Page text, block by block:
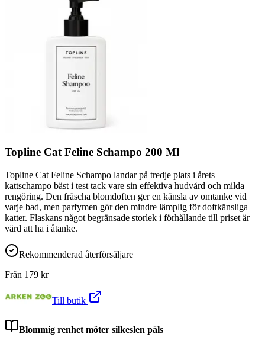
Topline Cat Feline Schampo 200 Ml
Topline Cat Feline Schampo landar på tredje plats i årets
kattschampo bäst i test tack vare sin effektiva hudvård och milda
rengöring. Den fräscha blomdoften ger en känsla av omtanke vid
varje bad, men parfymen gör den mindre lämplig för doftkänsliga
katter. Flaskans något begränsade storlek i förhållande till priset är
värd att ha i åtanke.
Rekommenderad återförsäljare
Från 179 kr
Till butik
Blommig renhet möter silkeslen päls